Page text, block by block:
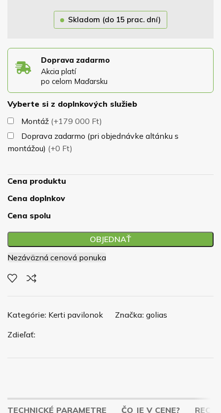
Strecha je osadená na masívnej konštrukcii z hranolov
13x13cm, ktoré zaručujú dokonalú stabilitu altánku pri
nepotrebuje žiadne kotviace prvky.K altánku Vám
zadarmo dodáme jeho podlahu, krytinu a náter.
Skladom (do 15 prac. dní)
Doprava zadarmo
Akcia platí
po celom Maďarsku
Vyberte si z doplnkových služieb
Montáž (+179 000 Ft)
Doprava zadarmo (pri objednávke altánku s
montážou) (+0 Ft)
Cena produktu
Cena doplnkov
Cena spolu
OBJEDNAŤ
Nezáväzná cenová ponuka
Kategórie: Kerti pavilonok Značka: golias
Zdieľať:
TECHNICKÉ PARAMETRE ČO JE V CENE?